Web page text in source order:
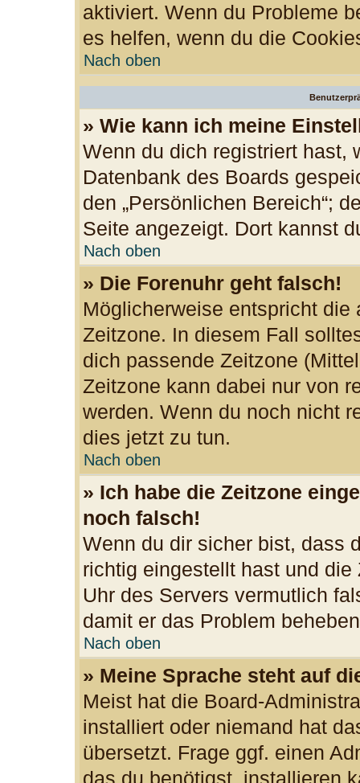
aktiviert. Wenn du Probleme
es helfen, wenn du die
Nach oben
» Wie kann ich meine
Wenn du dich registriert hast,
Datenbank des Boards
den „Persönlichen Bereich“;
Seite angezeigt. Dort kannst
Nach oben
» Die Forenuhr geht falsch!
Möglicherweise entspricht
Zeitzone. In diesem Fall
dich passende Zeitzone
Zeitzone kann dabei nur von
werden. Wenn du noch nicht
dies jetzt zu tun.
Nach oben
» Ich habe die Zeitzone
noch falsch!
Wenn du dir sicher bist, dass
richtig eingestellt hast und
Uhr des Servers vermutlich
damit er das Problem
Nach oben
» Meine Sprache steht auf
Meist hat die Board-
installiert oder niemand hat
übersetzt. Frage ggf. einen
das du benötigst, installieren